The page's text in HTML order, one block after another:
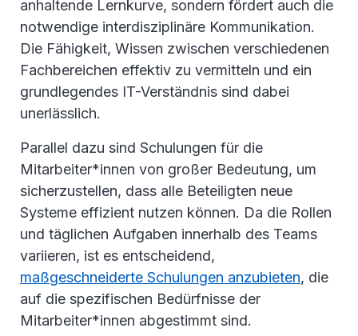
anhaltende Lernkurve, sondern fördert auch die
notwendige interdisziplinäre Kommunikation.
Die Fähigkeit, Wissen zwischen verschiedenen
Fachbereichen effektiv zu vermitteln und ein
grundlegendes IT-Verständnis sind dabei
unerlässlich.
Parallel dazu sind Schulungen für die
Mitarbeiter*innen von großer Bedeutung, um
sicherzustellen, dass alle Beteiligten neue
Systeme effizient nutzen können. Da die Rollen
und täglichen Aufgaben innerhalb des Teams
variieren, ist es entscheidend,
maßgeschneiderte Schulungen anzubieten, die
auf die spezifischen Bedürfnisse der
Mitarbeiter*innen abgestimmt sind.